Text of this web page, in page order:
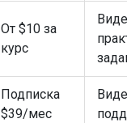
От $10 за
курс
Подписка
$39/мес